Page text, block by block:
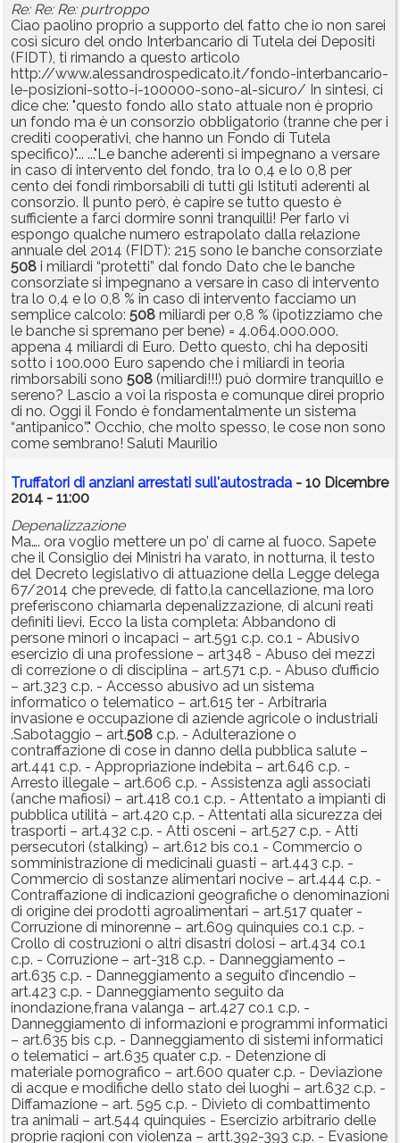
Re: Re: Re: purtroppo
Ciao paolino proprio a supporto del fatto che io non sarei
così sicuro del ondo Interbancario di Tutela dei Depositi
(FIDT), ti rimando a questo articolo
http://www.alessandrospedicato.it/fondo-interbancario-
le-posizioni-sotto-i-100000-sono-al-sicuro/ In sintesi, ci
dice che: "questo fondo allo stato attuale non è proprio
un fondo ma è un consorzio obbligatorio (tranne che per i
crediti cooperativi, che hanno un Fondo di Tutela
specifico)"... ..."Le banche aderenti si impegnano a versare
in caso di intervento del fondo, tra lo 0,4 e lo 0,8 per
cento dei fondi rimborsabili di tutti gli Istituti aderenti al
consorzio. Il punto però, è capire se tutto questo è
sufficiente a farci dormire sonni tranquilli! Per farlo vi
espongo qualche numero estrapolato dalla relazione
annuale del 2014 (FIDT): 215 sono le banche consorziate
508 i miliardi “protetti” dal fondo Dato che le banche
consorziate si impegnano a versare in caso di intervento
tra lo 0,4 e lo 0,8 % in caso di intervento facciamo un
semplice calcolo: 508 miliardi per 0,8 % (ipotizziamo che
le banche si spremano per bene) = 4.064.000.000.
appena 4 miliardi di Euro. Detto questo, chi ha depositi
sotto i 100.000 Euro sapendo che i miliardi in teoria
rimborsabili sono 508 (miliardi!!!) può dormire tranquillo e
sereno? Lascio a voi la risposta e comunque direi proprio
di no. Oggi il Fondo è fondamentalmente un sistema
“antipanico”." Occhio, che molto spesso, le cose non sono
come sembrano! Saluti Maurilio
Truffatori di anziani arrestati sull'autostrada - 10 Dicembre
2014 - 11:00
Depenalizzazione
Ma…. ora voglio mettere un po’ di carne al fuoco. Sapete
che il Consiglio dei Ministri ha varato, in notturna, il testo
del Decreto legislativo di attuazione della Legge delega
67/2014 che prevede, di fatto,la cancellazione, ma loro
preferiscono chiamarla depenalizzazione, di alcuni reati
definiti lievi. Ecco la lista completa: Abbandono di
persone minori o incapaci – art.591 c.p. co.1 - Abusivo
esercizio di una professione – art348 - Abuso dei mezzi
di correzione o di disciplina – art.571 c.p. - Abuso d’ufficio
– art.323 c.p. - Accesso abusivo ad un sistema
informatico o telematico – art.615 ter - Arbitraria
invasione e occupazione di aziende agricole o industriali
.Sabotaggio – art.508 c.p. - Adulterazione o
contraffazione di cose in danno della pubblica salute –
art.441 c.p. - Appropriazione indebita – art.646 c.p. -
Arresto illegale – art.606 c.p. - Assistenza agli associati
(anche mafiosi) – art.418 co.1 c.p. - Attentato a impianti di
pubblica utilità – art.420 c.p. - Attentati alla sicurezza dei
trasporti – art.432 c.p. - Atti osceni – art.527 c.p. - Atti
persecutori (stalking) – art.612 bis co.1 - Commercio o
somministrazione di medicinali guasti – art.443 c.p. -
Commercio di sostanze alimentari nocive – art.444 c.p. -
Contraffazione di indicazioni geografiche o denominazioni
di origine dei prodotti agroalimentari – art.517 quater -
Corruzione di minorenne – art.609 quinquies co.1 c.p. -
Crollo di costruzioni o altri disastri dolosi – art.434 co.1
c.p. - Corruzione – art-318 c.p. - Danneggiamento –
art.635 c.p. - Danneggiamento a seguito d’incendio –
art.423 c.p. - Danneggiamento seguito da
inondazione,frana valanga – art.427 co.1 c.p. -
Danneggiamento di informazioni e programmi informatici
– art.635 bis c.p. - Danneggiamento di sistemi informatici
o telematici – art.635 quater c.p. - Detenzione di
materiale pornografico – art.600 quater c.p. - Deviazione
di acque e modifiche dello stato dei luoghi – art.632 c.p. -
Diffamazione – art. 595 c.p. - Divieto di combattimento
tra animali – art.544 quinquies - Esercizio arbitrario delle
proprie ragioni con violenza – artt.392-393 c.p. - Evasione